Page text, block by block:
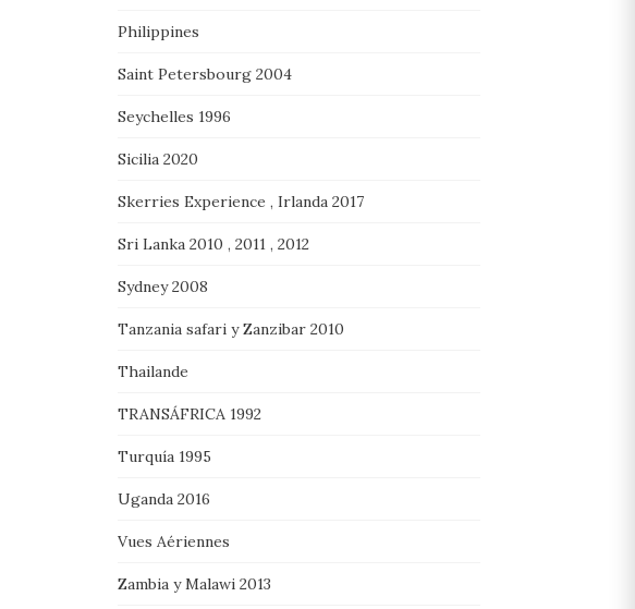
Philippines
Saint Petersbourg 2004
Seychelles 1996
Sicilia 2020
Skerries Experience , Irlanda 2017
Sri Lanka 2010 , 2011 , 2012
Sydney 2008
Tanzania safari y Zanzibar 2010
Thailande
TRANSÁFRICA 1992
Turquía 1995
Uganda 2016
Vues Aériennes
Zambia y Malawi 2013